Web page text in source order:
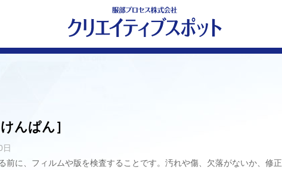
プト
プト
リプト
んぱん］
前に、フィルムや版を検査することです。汚れや傷、欠落がないか、修正